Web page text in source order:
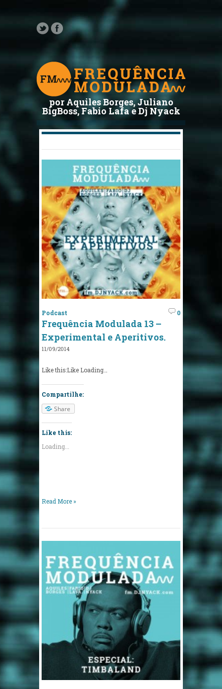
por Aquiles Borges, Juliano
BigBoss, Fabio Lafa e Dj Nyack
Podcast
Frequência Modulada 13 –
Experimental e Aperitivos.
11/09/2014
0
Like this:Like Loading…
Compartilhe:
Share
Like this:
Loading...
Read More »